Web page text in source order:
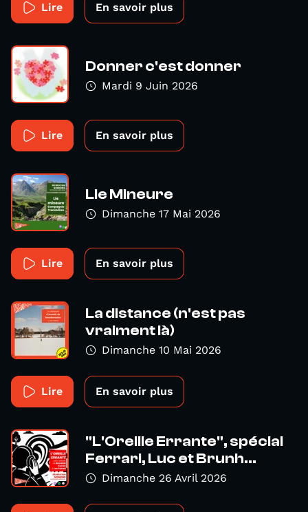
Lire En savoir plus
Donner c'est donner
Mardi 9 Juin 2026
Lire En savoir plus
Lie Mineure
Dimanche 17 Mai 2026
Lire En savoir plus
La distance (n'est pas
vraiment là)
Dimanche 10 Mai 2026
Lire En savoir plus
"L'Oreille Errante", spécial
Ferrari, Luc et Brunh...
Dimanche 26 Avril 2026